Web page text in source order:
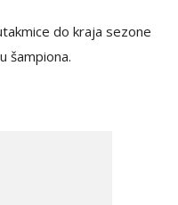
do kraja sezone
šampiona.